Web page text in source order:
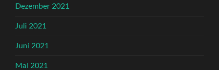
Dezember 2021
Juli 2021
Juni 2021
Mai 2021